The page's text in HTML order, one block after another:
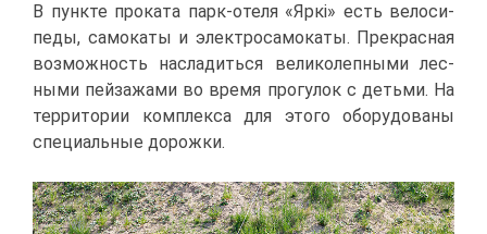
В пунк­те про­ка­та парк-оте­ля «Яркі» есть ве­ло­си­
пе­ды, са­мо­ка­ты и элек­тро­са­мо­ка­ты. Пре­крас­ная
воз­мож­ность на­сла­дить­ся ве­ли­ко­леп­ны­ми лес­
ны­ми пей­за­жа­ми во вре­мя про­гу­лок с детьми. На
тер­ри­то­рии ком­плек­са для это­го обо­ру­до­ва­ны
спе­ци­аль­ные до­рож­ки.